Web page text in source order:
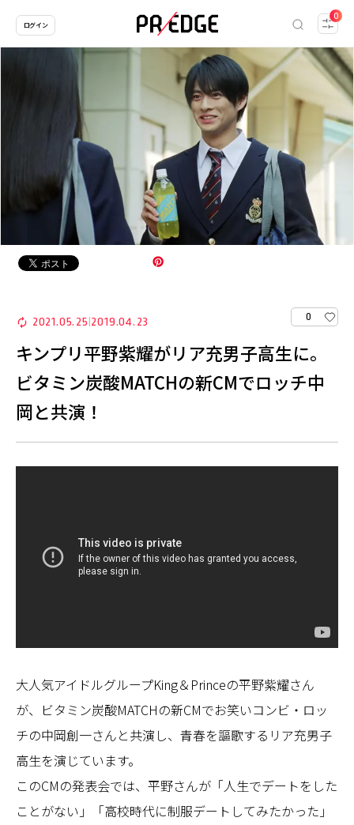
0
ログイン
2021.05.25 2019.04.23 0
キンプリ平野紫耀がリア充男子高生に。
ビタミン炭酸MATCHの新CMでロッチ中
岡と共演！
大人気アイドルグループKing＆Princeの平野紫耀さん
が、ビタミン炭酸MATCHの新CMでお笑いコンビ・ロッ
チの中岡創一さんと共演し、青春を謳歌するリア充男子
高生を演じています。
このCMの発表会では、平野さんが「人生でデートをした
ことがない」「高校時代に制服デートしてみたかった」